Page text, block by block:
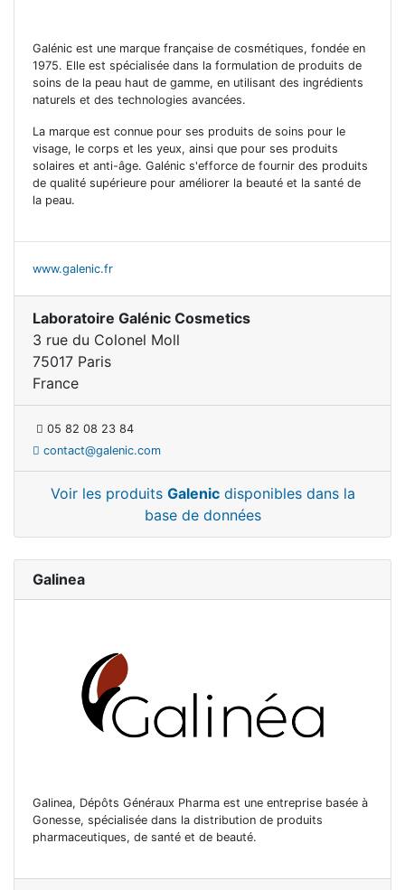
Galénic est une marque française de cosmétiques, fondée en
1975. Elle est spécialisée dans la formulation de produits de
soins de la peau haut de gamme, en utilisant des ingrédients
naturels et des technologies avancées.
La marque est connue pour ses produits de soins pour le
visage, le corps et les yeux, ainsi que pour ses produits
solaires et anti-âge. Galénic s'efforce de fournir des produits
de qualité supérieure pour améliorer la beauté et la santé de
la peau.
www.galenic.fr
Laboratoire Galénic Cosmetics
3 rue du Colonel Moll
75017 Paris
France
05 82 08 23 84
contact@galenic.com
Voir les produits Galenicdisponibles dans la
base de données
Galinea
Galinea, Dépôts Généraux Pharma est une entreprise basée à
Gonesse, spécialisée dans la distribution de produits
pharmaceutiques, de santé et de beauté.